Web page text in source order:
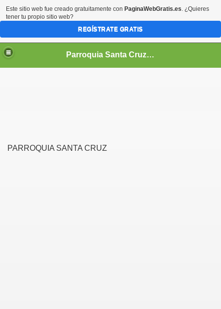
Parroquia Santa Cruz Medina de Pomar (Burgos)
PARROQUIA SANTA CRUZ
Este sitio web fue creado gratuitamente con PaginaWebGratis.es. ¿Quieres
tener tu propio sitio web?
REGÍSTRATE GRATIS